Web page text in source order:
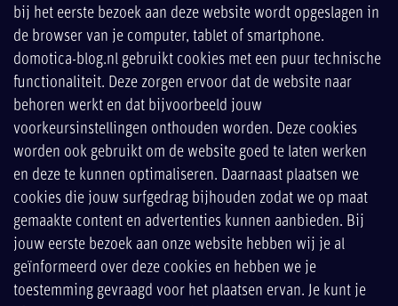
bij het eerste bezoek aan deze website wordt opgeslagen in
de browser van je computer, tablet of smartphone.
domotica-blog.nl gebruikt cookies met een puur technische
functionaliteit. Deze zorgen ervoor dat de website naar
behoren werkt en dat bijvoorbeeld jouw
voorkeursinstellingen onthouden worden. Deze cookies
worden ook gebruikt om de website goed te laten werken
en deze te kunnen optimaliseren. Daarnaast plaatsen we
cookies die jouw surfgedrag bijhouden zodat we op maat
gemaakte content en advertenties kunnen aanbieden. Bij
jouw eerste bezoek aan onze website hebben wij je al
geïnformeerd over deze cookies en hebben we je
toestemming gevraagd voor het plaatsen ervan. Je kunt je